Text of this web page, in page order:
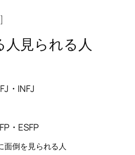
人見られる人
・INFJ
・ESFP
面倒を見られる人